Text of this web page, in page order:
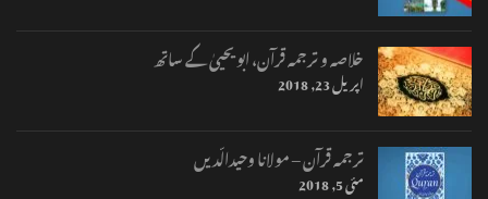
خلاصہ و ترجمہ قرآن، ابو یحییٰ کے ساتھ
اپریل 23, 2018
ترجمہ قرآن – مولانا وحیدالّدیں
مئی 5, 2018